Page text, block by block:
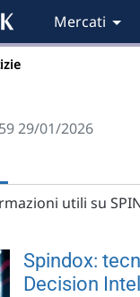
Mercati
29/01/2026
utili su
Spindox:
Decision